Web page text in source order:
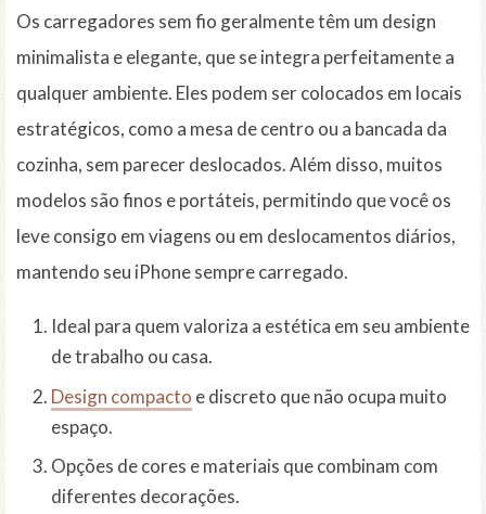
Os carregadores sem fio geralmente têm um design
minimalista e elegante, que se integra perfeitamente a
qualquer ambiente. Eles podem ser colocados em locais
estratégicos, como a mesa de centro ou a bancada da
cozinha, sem parecer deslocados. Além disso, muitos
modelos são finos e portáteis, permitindo que você os
leve consigo em viagens ou em deslocamentos diários,
mantendo seu iPhone sempre carregado.
Ideal para quem valoriza a estética em seu ambiente
de trabalho ou casa.
Design compacto e discreto que não ocupa muito
espaço.
Opções de cores e materiais que combinam com
diferentes decorações.